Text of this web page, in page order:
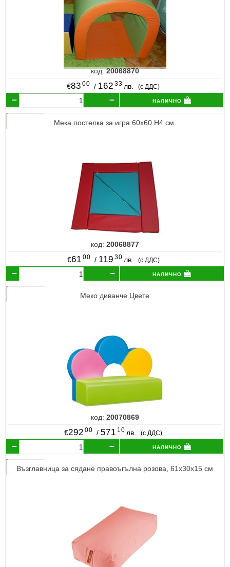
код:20068870
€83 00 / 162 33 лв. (с ДДС)
налично
Мека постелка за игра 60х60 Н4 см.
код: 20068877
€61 00 / 119 30 лв. (с ДДС)
налично
Меко диванче Цвете
код: 20070869
€292 00 / 571 10 лв. (с ДДС)
налично
Възглавница за сядане правоъгълна розова, 61x30x15 см